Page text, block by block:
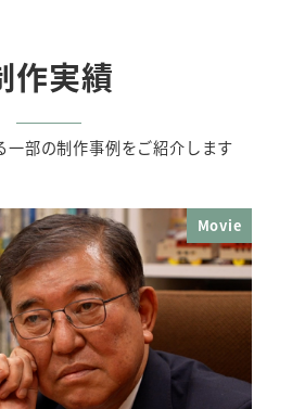
作実績
一部の制作事例をご紹介します
Movie